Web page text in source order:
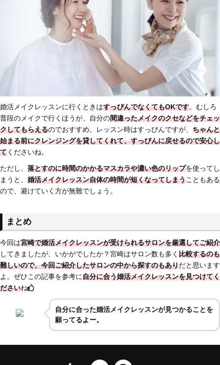
婚活メイクレッスンに行くときはすっぴんでなくてもOKです。むしろ
普段のメイクで行くほうが、自分の間違ったメイクのクセなどをチェッ
クしてもらえるのでおすすめ。レッスン時はすっぴんですが、 ちゃんと
始まる前にクレンジングを貸してくれて、すっぴんに戻せるので安心し
てくださいね。
ただし、 落とすのに時間のかかるマスカラや濃い色のリップを使ってし
まうと、 婚活メイクレッスン自体の時間が短くなってしまうこともある
ので、避けていく方が無難でしょう。
まとめ
今回は宮崎で婚活メイクレッスンが受けられるサロンを厳選してご紹介
してきましたが、いかがでしたか？宮崎はサロン数も多く 比較するのも
難しいので、今回ご紹介したサロンの中から探すのもありだと思います
よ。ぜひこの記事を参考に自分に合う婚活メイクレッスンを見つけてく
ださいね
自分に合った婚活メイクレッスンが見つかることを
願ってるよー。